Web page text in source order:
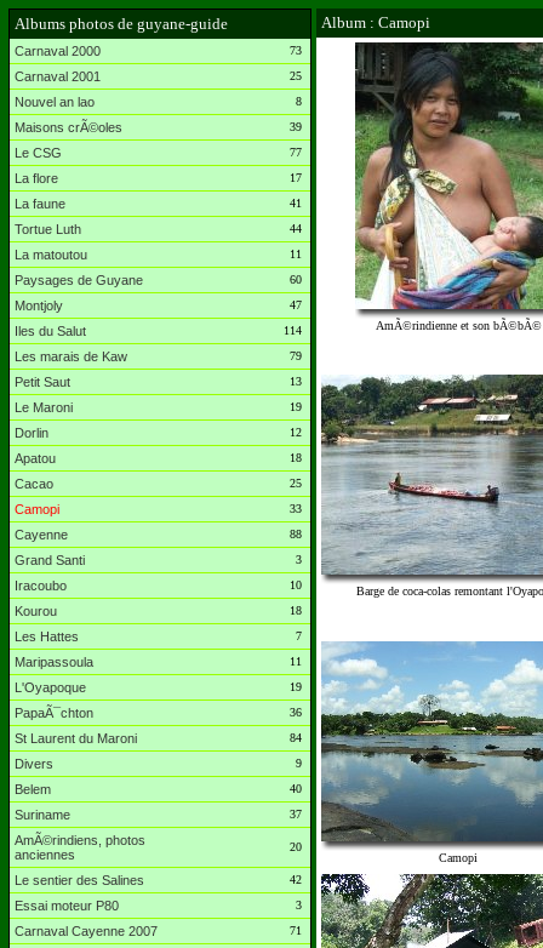
Albums photos de guyane-guide
Carnaval 2000 73
Carnaval 2001 25
Nouvel an lao 8
Maisons crÃ©oles 39
Le CSG 77
La flore 17
La faune 41
Tortue Luth 44
La matoutou 11
Paysages de Guyane 60
Montjoly 47
Iles du Salut 114
Les marais de Kaw 79
Petit Saut 13
Le Maroni 19
Dorlin 12
Apatou 18
Cacao 25
Camopi 33
Cayenne 88
Grand Santi 3
Iracoubo 10
Kourou 18
Les Hattes 7
Maripassoula 11
L'Oyapoque 19
PapaÃ¯chton 36
St Laurent du Maroni 84
Divers 9
Belem 40
Suriname 37
AmÃ©rindiens, photos
anciennes
20
Le sentier des Salines 42
Essai moteur P80 3
Carnaval Cayenne 2007 71
Album : Camopi
AmÃ©rindienne et son bÃ©bÃ©
Barge de coca-colas remontant
Camopi